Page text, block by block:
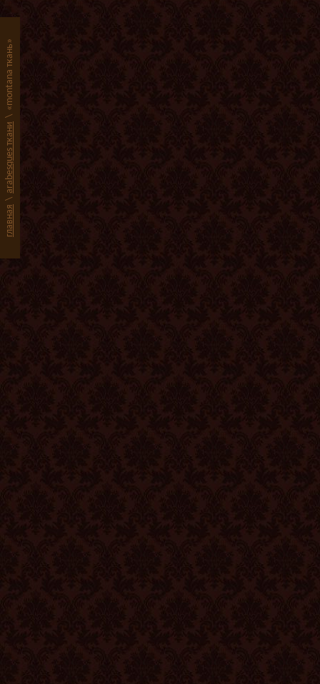
главная
\
arabesques ткани
\
«montana ткань»